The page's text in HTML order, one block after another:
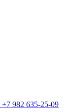
+7 982 635-25-09